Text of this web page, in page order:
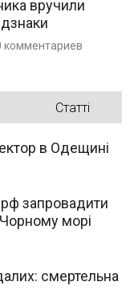
вручили
комментариев
Статті
в Одещині
рф запровадити
морі
смертельна